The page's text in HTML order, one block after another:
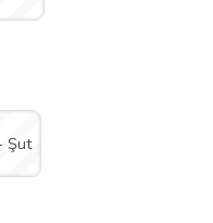
Şut